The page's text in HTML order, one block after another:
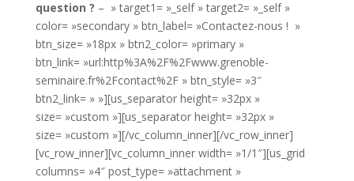
question ? – » target1= »_self » target2= »_self »
color= »secondary » btn_label= »Contactez-nous ! »
btn_size= »18px » btn2_color= »primary »
btn_link= »url:http%3A%2F%2Fwww.grenoble-
seminaire.fr%2Fcontact%2F » btn_style= »3″
btn2_link= » »][us_separator height= »32px »
size= »custom »][us_separator height= »32px »
size= »custom »][/vc_column_inner][/vc_row_inner]
[vc_row_inner][vc_column_inner width= »1/1″][us_grid
columns= »4″ post_type= »attachment »